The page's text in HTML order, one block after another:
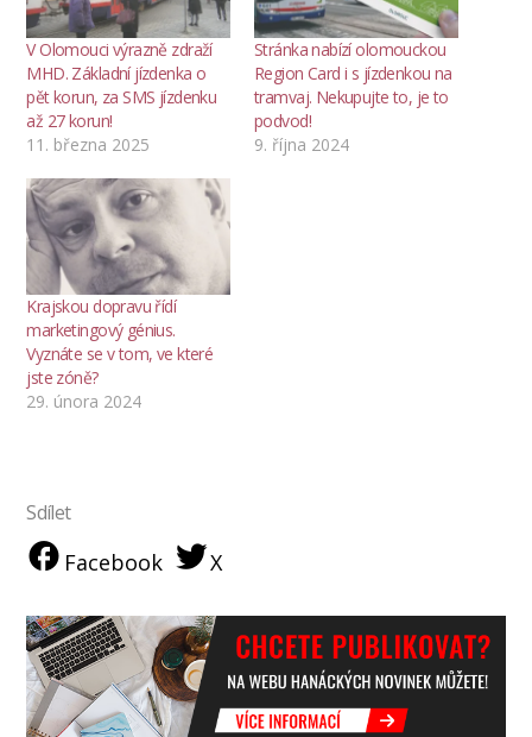
V Olomouci výrazně zdraží
MHD. Základní jízdenka o
pět korun, za SMS jízdenku
až 27 korun!
11. března 2025
Stránka nabízí olomouckou
Region Card i s jízdenkou na
tramvaj. Nekupujte to, je to
podvod!
9. října 2024
Krajskou dopravu řídí
marketingový génius.
Vyznáte se v tom, ve které
jste zóně?
29. února 2024
Sdílet
Facebook X